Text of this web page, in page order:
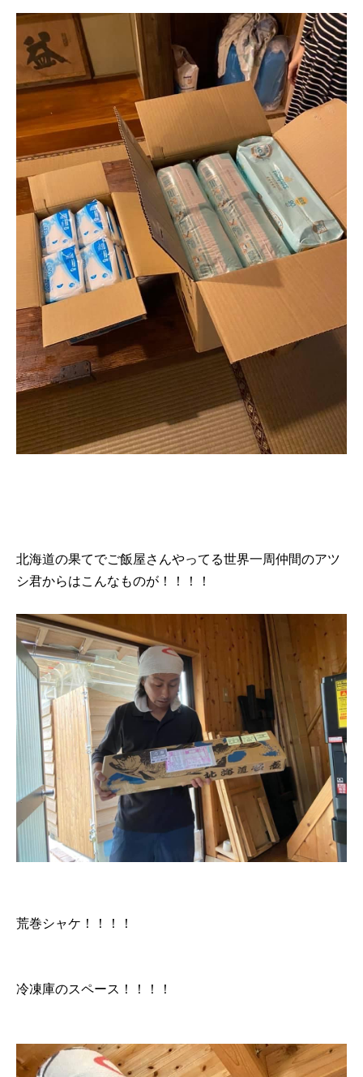
北海道の果てでご飯屋さんやってる世界一周仲間のアツ
シ君からはこんなものが！！！！
荒巻シャケ！！！！
冷凍庫のスペース！！！！